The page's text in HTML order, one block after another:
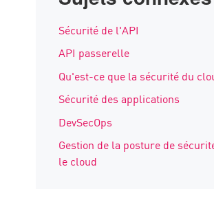
Sécurité de l'API
API passerelle
Qu'est-ce que la sécurité du
Sécurité des applications
DevSecOps
Gestion de la posture de
le cloud